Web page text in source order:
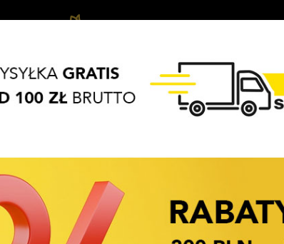
Vlasové
OKAZJE CENOWE